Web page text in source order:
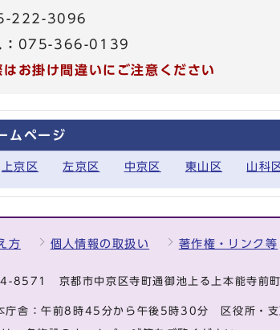
222-3096
075-366-0139
はお掛け間違いにご注意ください
ムページ
上京区 左京区 中京区 東山区 山科
方 個人情報の取扱い 著作権・リンク等
8571 京都市中京区寺町通御池上る上本能寺前
庁舎：午前8時45分から午後5時30分 区役所・